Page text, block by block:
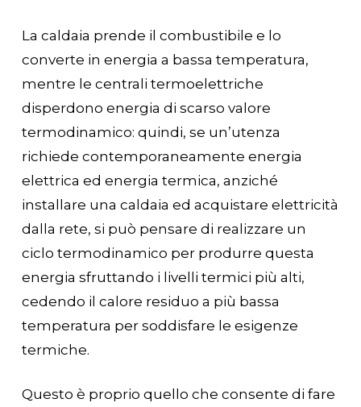
La caldaia prende il combustibile e lo
converte in energia a bassa temperatura,
mentre le centrali termoelettriche
disperdono energia di scarso valore
termodinamico: quindi, se un’utenza
richiede contemporaneamente energia
elettrica ed energia termica, anziché
installare una caldaia ed acquistare elettricità
dalla rete, si può pensare di realizzare un
ciclo termodinamico per produrre questa
energia sfruttando i livelli termici più alti,
cedendo il calore residuo a più bassa
temperatura per soddisfare le esigenze
termiche.
Questo è proprio quello che consente di fare